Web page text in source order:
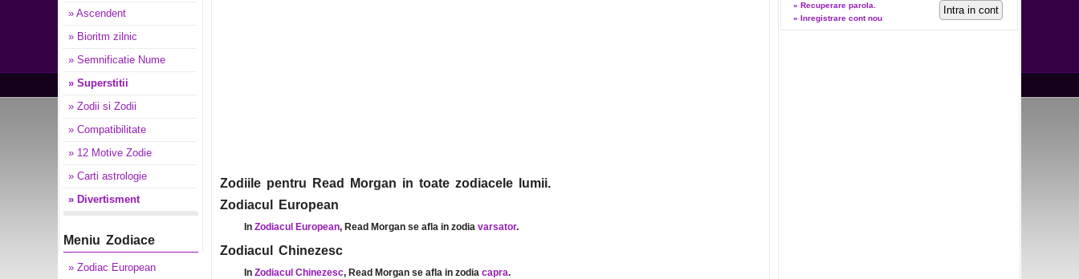
» Ascendent
» Bioritm zilnic
» Semnificatie Nume
» Superstitii
» Zodii si Zodii
» Compatibilitate
» 12 Motive Zodie
» Carti astrologie
» Divertisment
Meniu Zodiace
» Zodiac European
Zodiile pentru Read Morgan in toate zodiacele lumii.
Zodiacul European
In Zodiacul European, Read Morgan se afla in zodia varsator.
Zodiacul Chinezesc
In Zodiacul Chinezesc, Read Morgan se afla in zodia capra.
» Recuperare parola.
» Inregistrare cont nou